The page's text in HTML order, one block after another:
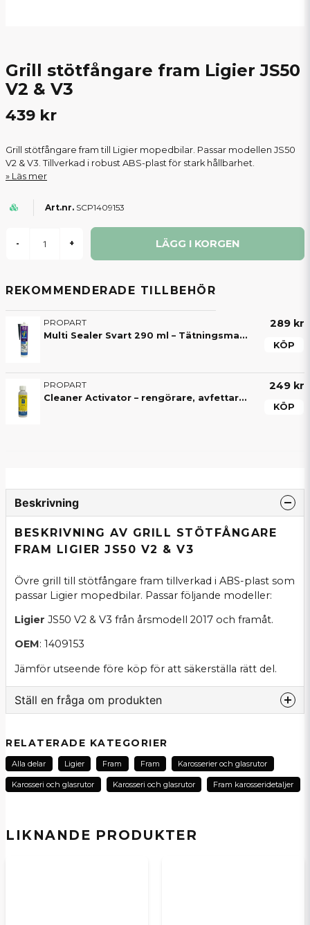
Grill stötfångare fram Ligier JS50
V2 & V3
439 kr
Grill stötfångare fram till Ligier mopedbilar. Passar modellen JS50
V2 & V3. Tillverkad i robust ABS-plast för stark hållbarhet.
Läs mer
SCP1409153
- + LÄGG I KORGEN
REKOMMENDERADE TILLBEHÖR
PROPART
Multi Sealer Svart 290 ml – Tätningsmassa & monteringslim
289 kr
KÖP
PROPART
Cleaner Activator – rengörare, avfettare och aktivator för mopedbil
249 kr
KÖP
LIKNANDE PRODUKTER
Beskrivning
BESKRIVNING AV GRILL STÖTFÅNGARE
FRAM LIGIER JS50 V2 & V3
Övre grill till stötfångare fram tillverkad i ABS-plast som
passar Ligier mopedbilar. Passar följande modeller:
Ligier JS50 V2 & V3 från årsmodell 2017 och framåt.
OEM: 1409153
Jämför utseende före köp för att säkerställa rätt del.
Ställ en fråga om produkten
Fråga oss om denna produkt...
RELATERADE KATEGORIER
Alla delar Ligier Fram Fram Karosserier och glasrutor
Karosseri och glasrutor Karosseri och glasrutor Fram karosseridetaljer